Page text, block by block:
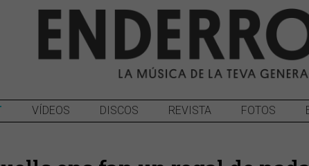
VÍDEOS DISCOS REVISTA FOTOS